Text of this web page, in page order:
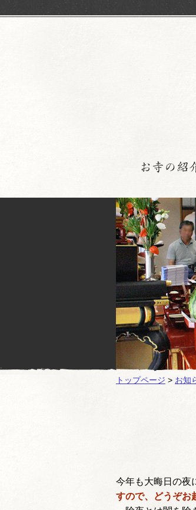
お寺の紹
トップページ > お知
今年も大晦日の夜
すので、どうぞお